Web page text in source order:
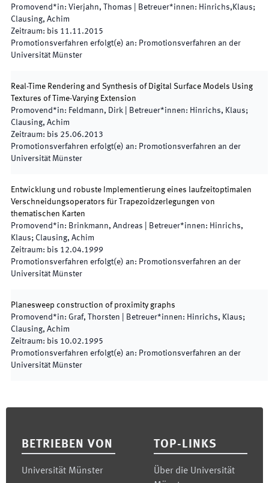
Promovend*in: Vierjahn, Thomas Betreuer*innen: Hinrichs,Klaus;
Clausing, Achim
Zeitraum: bis 11.11.2015
Promotionsverfahren erfolgt(e) an: Promotionsverfahren an der
Universität Münster
Real-Time Rendering and Synthesis of Digital Surface Models Using
Textures of Time-Varying Extension
Promovend*in: Feldmann, Dirk Betreuer*innen: Hinrichs, Klaus;
Clausing, Achim
Zeitraum: bis 25.06.2013
Promotionsverfahren erfolgt(e) an: Promotionsverfahren an der
Universität Münster
Entwicklung und robuste Implementierung eines laufzeitoptimalen
Verschneidungsoperators für Trapezoidzerlegungen von
thematischen Karten
Promovend*in: Brinkmann, Andreas Betreuer*innen: Hinrichs,
Klaus; Clausing, Achim
Zeitraum: bis 12.04.1999
Promotionsverfahren erfolgt(e) an: Promotionsverfahren an der
Universität Münster
Planesweep construction of proximity graphs
Promovend*in: Graf, Thorsten Betreuer*innen: Hinrichs, Klaus;
Clausing, Achim
Zeitraum: bis 10.02.1995
Promotionsverfahren erfolgt(e) an: Promotionsverfahren an der
Universität Münster
BETRIEBEN VON
Universität Münster
TOP-LINKS
Über die Universität